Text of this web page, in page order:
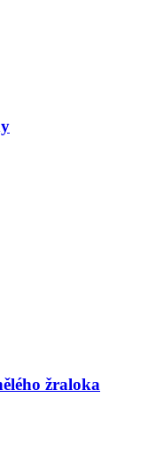
žraloka